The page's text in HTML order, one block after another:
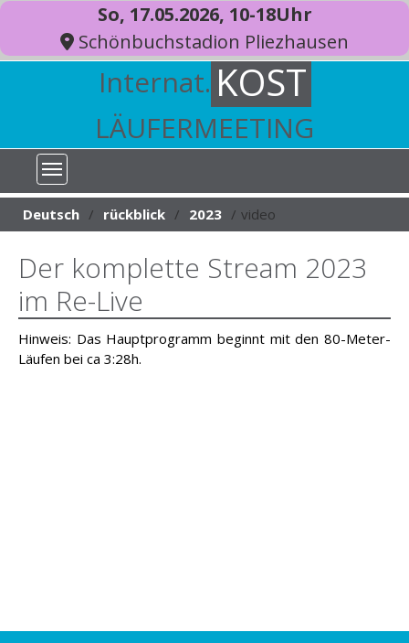
So, 17.05.2026, 10-18Uhr
Schönbuchstadion Pliezhausen
Internat. KOST
LÄUFERMEETING
You are here:
Deutsch rückblick 2023 video
Der komplette Stream 2023
im Re-Live
Hinweis: Das Hauptprogramm beginnt mit den 80-Meter-
Läufen bei ca 3:28h.